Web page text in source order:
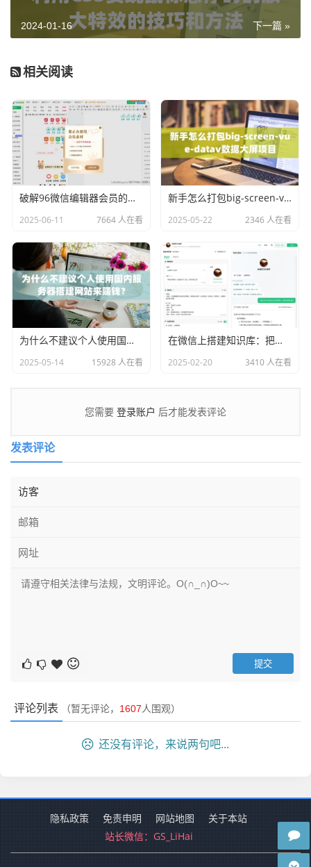
下一篇 »
2024-01-16
相关阅读
破解96微信编辑器会员的方法，会员样式任性用！
2025-06-11 7664 人在看
新手怎么打包big-screen-vue-datav数据大屏项目
2025-05-22 2346 人在看
为什么不建议个人使用国内服务器搭建网站来赚钱？
2025-05-14 15928 人在看
在微信上搭建知识库：把文件变成你的知识机器人
2025-02-20 3410 人在看
您需要 登录账户 后才能发表评论
发表评论
评论列表 （暂无评论， 1607人围观）
还没有评论，来说两句吧...
隐私政策 免责申明 网站地图
关于本站
站长微信：GS_LiHai